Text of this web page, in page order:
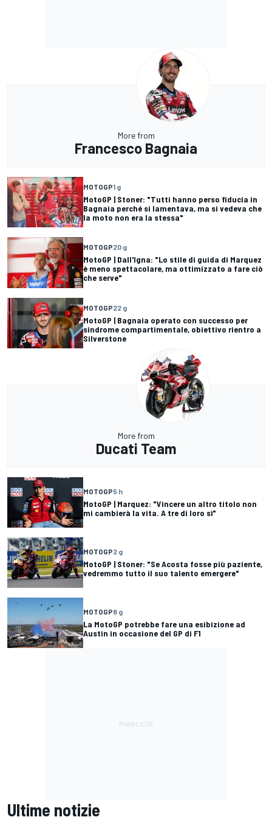
More from
Francesco Bagnaia
MOTOGP1 g
MotoGP | Stoner: "Tutti hanno perso fiducia in
Bagnaia perché si lamentava, ma si vedeva che
la moto non era la stessa"
MOTOGP20 g
MotoGP | Dall'Igna: "Lo stile di guida di Marquez
è meno spettacolare, ma ottimizzato a fare ciò
che serve"
MOTOGP22 g
MotoGP | Bagnaia operato con successo per
sindrome compartimentale, obiettivo rientro a
Silverstone
More from
Ducati Team
MOTOGP5 h
MotoGP | Marquez: "Vincere un altro titolo non
mi cambierà la vita. A tre di loro sì"
MOTOGP2 g
MotoGP | Stoner: "Se Acosta fosse più paziente,
vedremmo tutto il suo talento emergere"
MOTOGP8 g
La MotoGP potrebbe fare una esibizione ad
Austin in occasione del GP di F1
Ultime notizie